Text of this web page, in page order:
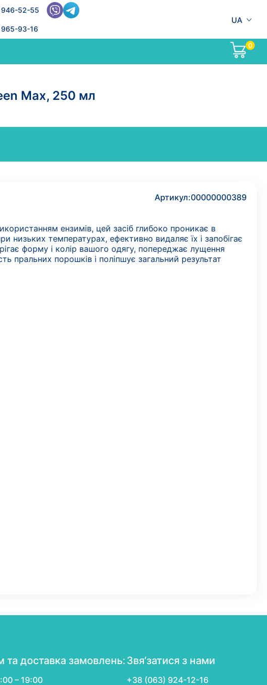
52-55
93-16
UA
0
Max, 250 мл
Артикул:00000000389
ензимів, цей засіб глибоко проникає в
низьких температурах, ефективно видаляє їх і запобігає
форму і колір вашого одягу, попереджає лущення
пральних порошків і поліпшує загальний результат
та доставка замовлень:
– 19:00
Звя’затися з нами
+38 (063) 924-12-16